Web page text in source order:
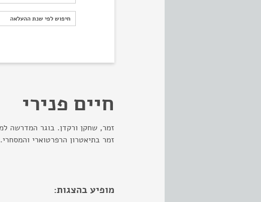
חיפוש לפי שנת ההעלאה
חיפוש לפי שנת ההעלאה
חיים פנירי
זמר, שחקן ורקדן. בוגר המדרשה
זמר בתיאטרון הרפרטוארי והמסחרי.
מופיע בהצגות: